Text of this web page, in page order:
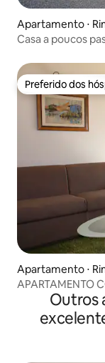
Apartamento ⋅
Casa a poucos
Preferido dos
Preferido dos
Apartamento ⋅
APARTAMENTO
FEIRASOutros